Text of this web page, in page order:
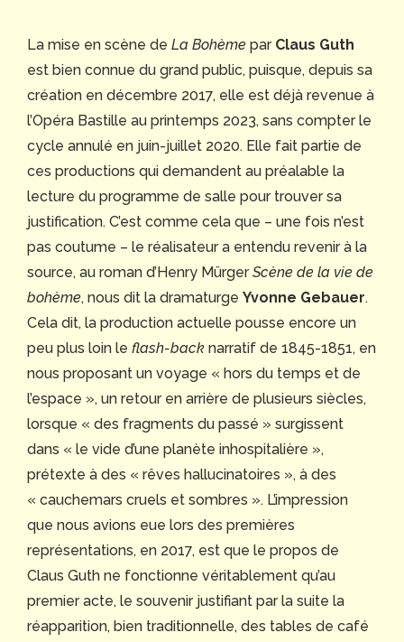
La mise en scène de La Bohème par Claus Guth
est bien connue du grand public, puisque, depuis sa
création en décembre 2017, elle est déjà revenue à
l’Opéra Bastille au printemps 2023, sans compter le
cycle annulé en juin-juillet 2020. Elle fait partie de
ces productions qui demandent au préalable la
lecture du programme de salle pour trouver sa
justification. C’est comme cela que – une fois n’est
pas coutume – le réalisateur a entendu revenir à la
source, au roman d’Henry MürgerScène de la vie de
bohème, nous dit la dramaturge Yvonne Gebauer.
Cela dit, la production actuelle pousse encore un
peu plus loin le flash-back narratif de 1845-1851, en
nous proposant un voyage « hors du temps et de
l’espace », un retour en arrière de plusieurs siècles,
lorsque « des fragments du passé » surgissent
dans « le vide d’une planète inhospitalière »,
prétexte à des « rêves hallucinatoires », à des
« cauchemars cruels et sombres ». L’impression
que nous avions eue lors des premières
représentations, en 2017, est que le propos de
Claus Guth ne fonctionne véritablement qu’au
premier acte, le souvenir justifiant par la suite la
réapparition, bien traditionnelle, des tables de café